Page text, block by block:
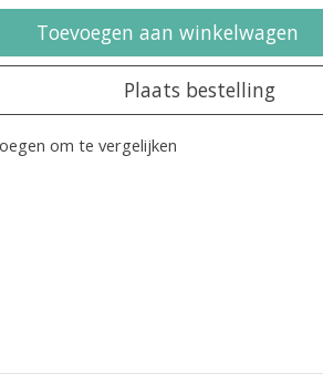
Toevoegen aan winkelwagen
Plaats bestelling
om te vergelijken